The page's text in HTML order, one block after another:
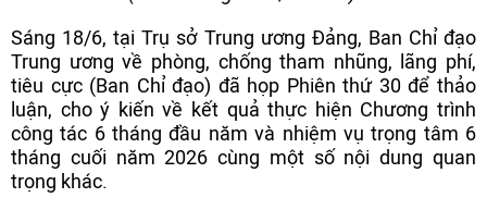
Sáng 18/6, tại Trụ sở Trung ương Đảng, Ban Chỉ đạo
Trung ương về phòng, chống tham nhũng, lãng phí,
tiêu cực (Ban Chỉ đạo) đã họp Phiên thứ 30 để thảo
luận, cho ý kiến về kết quả thực hiện Chương trình
công tác 6 tháng đầu năm và nhiệm vụ trọng tâm 6
tháng cuối năm 2026 cùng một số nội dung quan
trọng khác.